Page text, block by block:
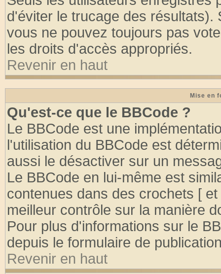
d'éviter le trucage des
vous ne pouvez toujours pas
les droits d'accès appropriés.
Revenir en haut
Mise en
Qu'est-ce que le BBCode ?
Le BBCode est une
l'utilisation du BBCode est
aussi le désactiver sur un
Le BBCode en lui-même est
contenues dans des crochets [
meilleur contrôle sur la manière
Pour plus d'informations sur le
depuis le formulaire de
Revenir en haut